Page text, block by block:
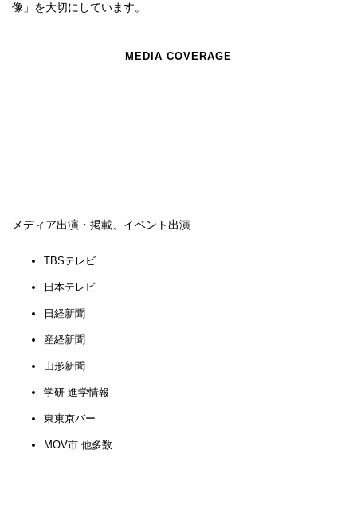
像」を大切にしています。
MEDIA COVERAGE
メディア出演・掲載、イベント出演
TBSテレビ
日本テレビ
日経新聞
産経新聞
山形新聞
学研 進学情報
東東京バー
MOV市 他多数